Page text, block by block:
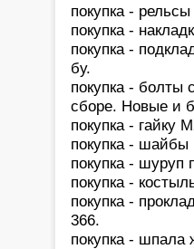
покупка -
покупка -
покупка -
бу.
покупка - болты
сборе. Новые и
покупка - гайку
покупка - шайбы
покупка - шуруп
покупка -
покупка -
366.
покупка -